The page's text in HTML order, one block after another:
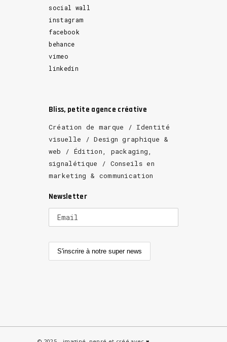
social wall
instagram
facebook
behance
vimeo
linkedin
Bliss, petite agence créative
Création de marque / Identité
visuelle / Design graphique &
web / Édition, packaging,
signalétique / Conseils en
marketing & communication
Newsletter